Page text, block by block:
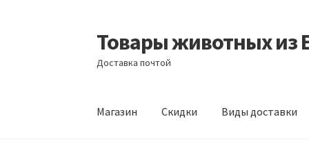
Перейти
к
навигации
Перейти
к
содержимому
Товары животных из
Доставка почтой
Магазин Скидки Виды доставки